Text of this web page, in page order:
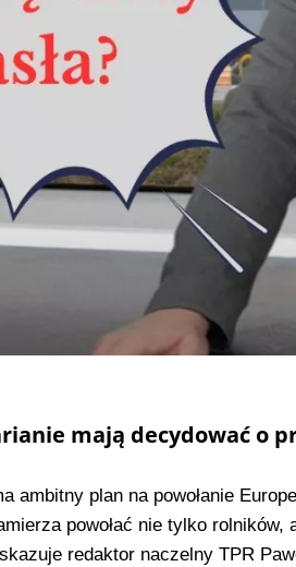
mają decydować o
ambitny plan na powołanie
powołać nie tylko rolników,
redaktor naczelny TPR